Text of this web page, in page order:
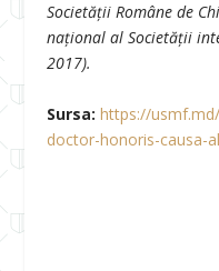
Societății Române de
naţional al Societății
2017).
Sursa: https://
doctor-honoris-causa-